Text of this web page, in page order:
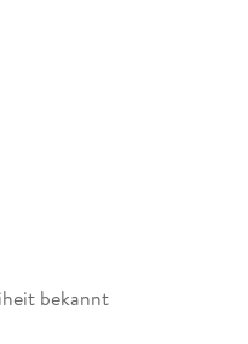
bekannt